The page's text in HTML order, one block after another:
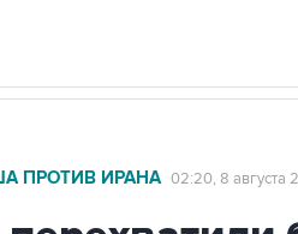
ПРОТИВ ИРАНА 02:20, 8 августа